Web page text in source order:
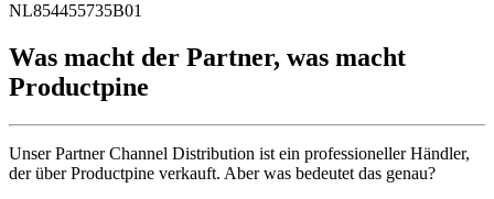
NL854455735B01
Was macht der Partner, was macht
Productpine
Unser Partner Channel Distribution ist ein professioneller Händler,
der über Productpine verkauft. Aber was bedeutet das genau?